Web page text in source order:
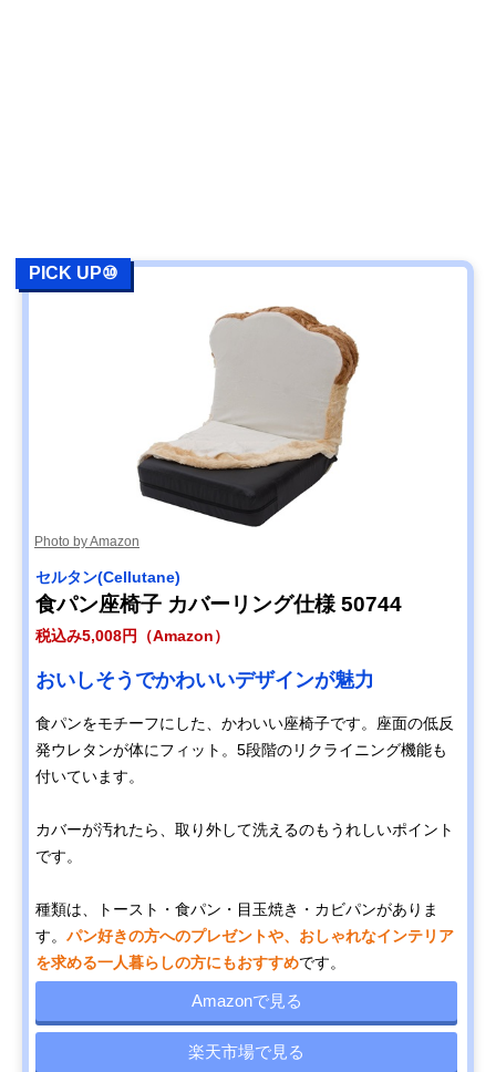
PICK UP⑩
Photo by Amazon
セルタン(Cellutane)
食パン座椅子 カバーリング仕様 50744
税込み5,008円（Amazon）
おいしそうでかわいいデザインが魅力
食パンをモチーフにした、かわいい座椅子です。座面の低反
発ウレタンが体にフィット。5段階のリクライニング機能も
付いています。
カバーが汚れたら、取り外して洗えるのもうれしいポイント
です。
種類は、トースト・食パン・目玉焼き・カビパンがありま
す。 パン好きの方へのプレゼントや、おしゃれなインテリア
を求める一人暮らしの方にもおすすめです。
Amazonで見る
楽天市場で見る